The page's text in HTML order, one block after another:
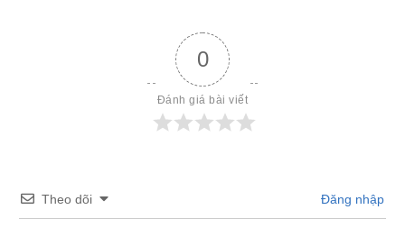
0
Đánh giá bài viết
Theo dõi Đăng nhập